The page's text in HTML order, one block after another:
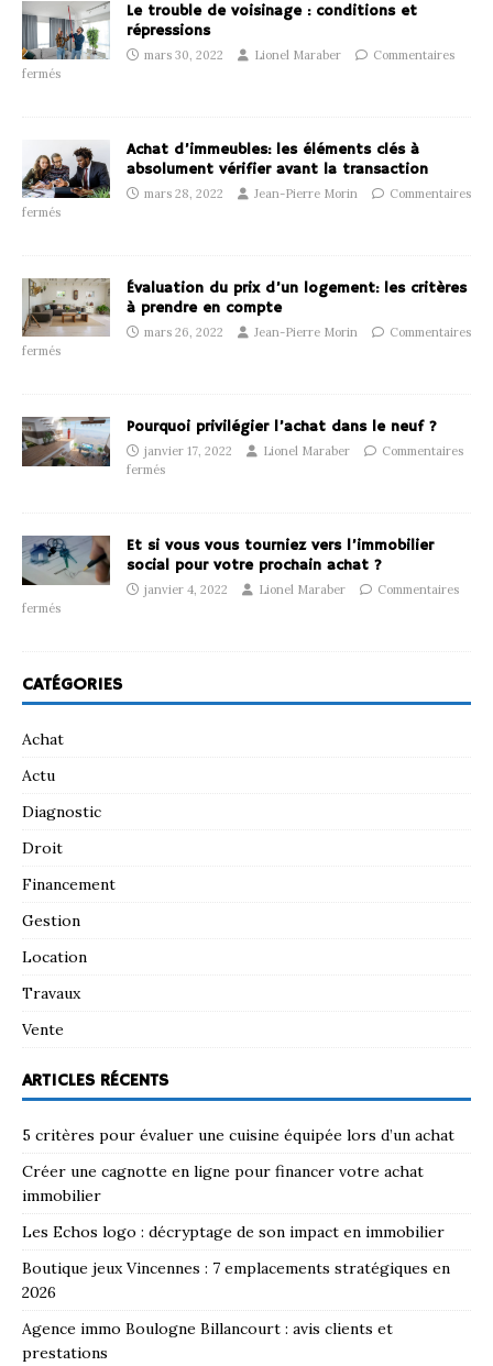
Le trouble de voisinage : conditions et
répressions
mars 30, 2022 Lionel Maraber
Commentaires
fermés
Achat d’immeubles: les éléments clés à
absolument vérifier avant la transaction
mars 28, 2022 Jean-Pierre Morin
Commentaires
fermés
Évaluation du prix d’un logement: les critères
à prendre en compte
mars 26, 2022 Jean-Pierre Morin
Commentaires
fermés
Pourquoi privilégier l’achat dans le neuf ?
janvier 17, 2022 Lionel Maraber
Commentaires
fermés
Et si vous vous tourniez vers l’immobilier
social pour votre prochain achat ?
janvier 4, 2022 Lionel Maraber
Commentaires
fermés
CATÉGORIES
Achat
Actu
Diagnostic
Droit
Financement
Gestion
Location
Travaux
Vente
ARTICLES RÉCENTS
5 critères pour évaluer une cuisine équipée lors d’un achat
Créer une cagnotte en ligne pour financer votre achat
immobilier
Les Echos logo : décryptage de son impact en immobilier
Boutique jeux Vincennes : 7 emplacements stratégiques en
2026
Agence immo Boulogne Billancourt : avis clients et
prestations